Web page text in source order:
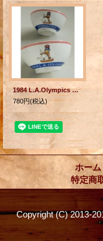
1984 L.A.Olympics GYMNASTICS イーグルサム(鞍馬) セラミックお茶碗
780円(税込)
ホーム
特定商
Copyright (C) 2013-